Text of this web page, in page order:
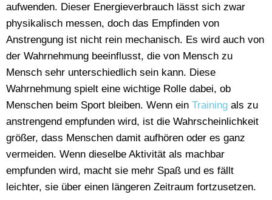
aufwenden. Dieser Energieverbrauch lässt sich zwar
physikalisch messen, doch das Empfinden von
Anstrengung ist nicht rein mechanisch. Es wird auch von
der Wahrnehmung beeinflusst, die von Mensch zu
Mensch sehr unterschiedlich sein kann. Diese
Wahrnehmung spielt eine wichtige Rolle dabei, ob
Menschen beim Sport bleiben. Wenn ein Training als zu
anstrengend empfunden wird, ist die Wahrscheinlichkeit
größer, dass Menschen damit aufhören oder es ganz
vermeiden. Wenn dieselbe Aktivität als machbar
empfunden wird, macht sie mehr Spaß und es fällt
leichter, sie über einen längeren Zeitraum fortzusetzen.